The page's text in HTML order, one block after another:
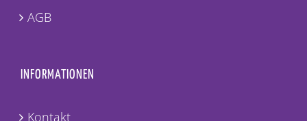
AGB
INFORMATIONEN
Kontakt